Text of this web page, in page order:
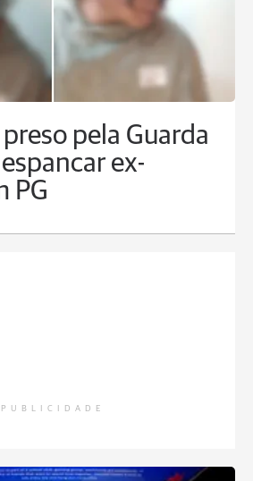
pela Guarda
ex-
PG
PUBLICIDADE